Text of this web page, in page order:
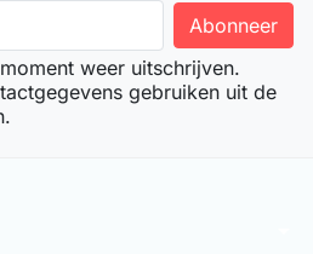
weer uitschrijven.
gebruiken uit de